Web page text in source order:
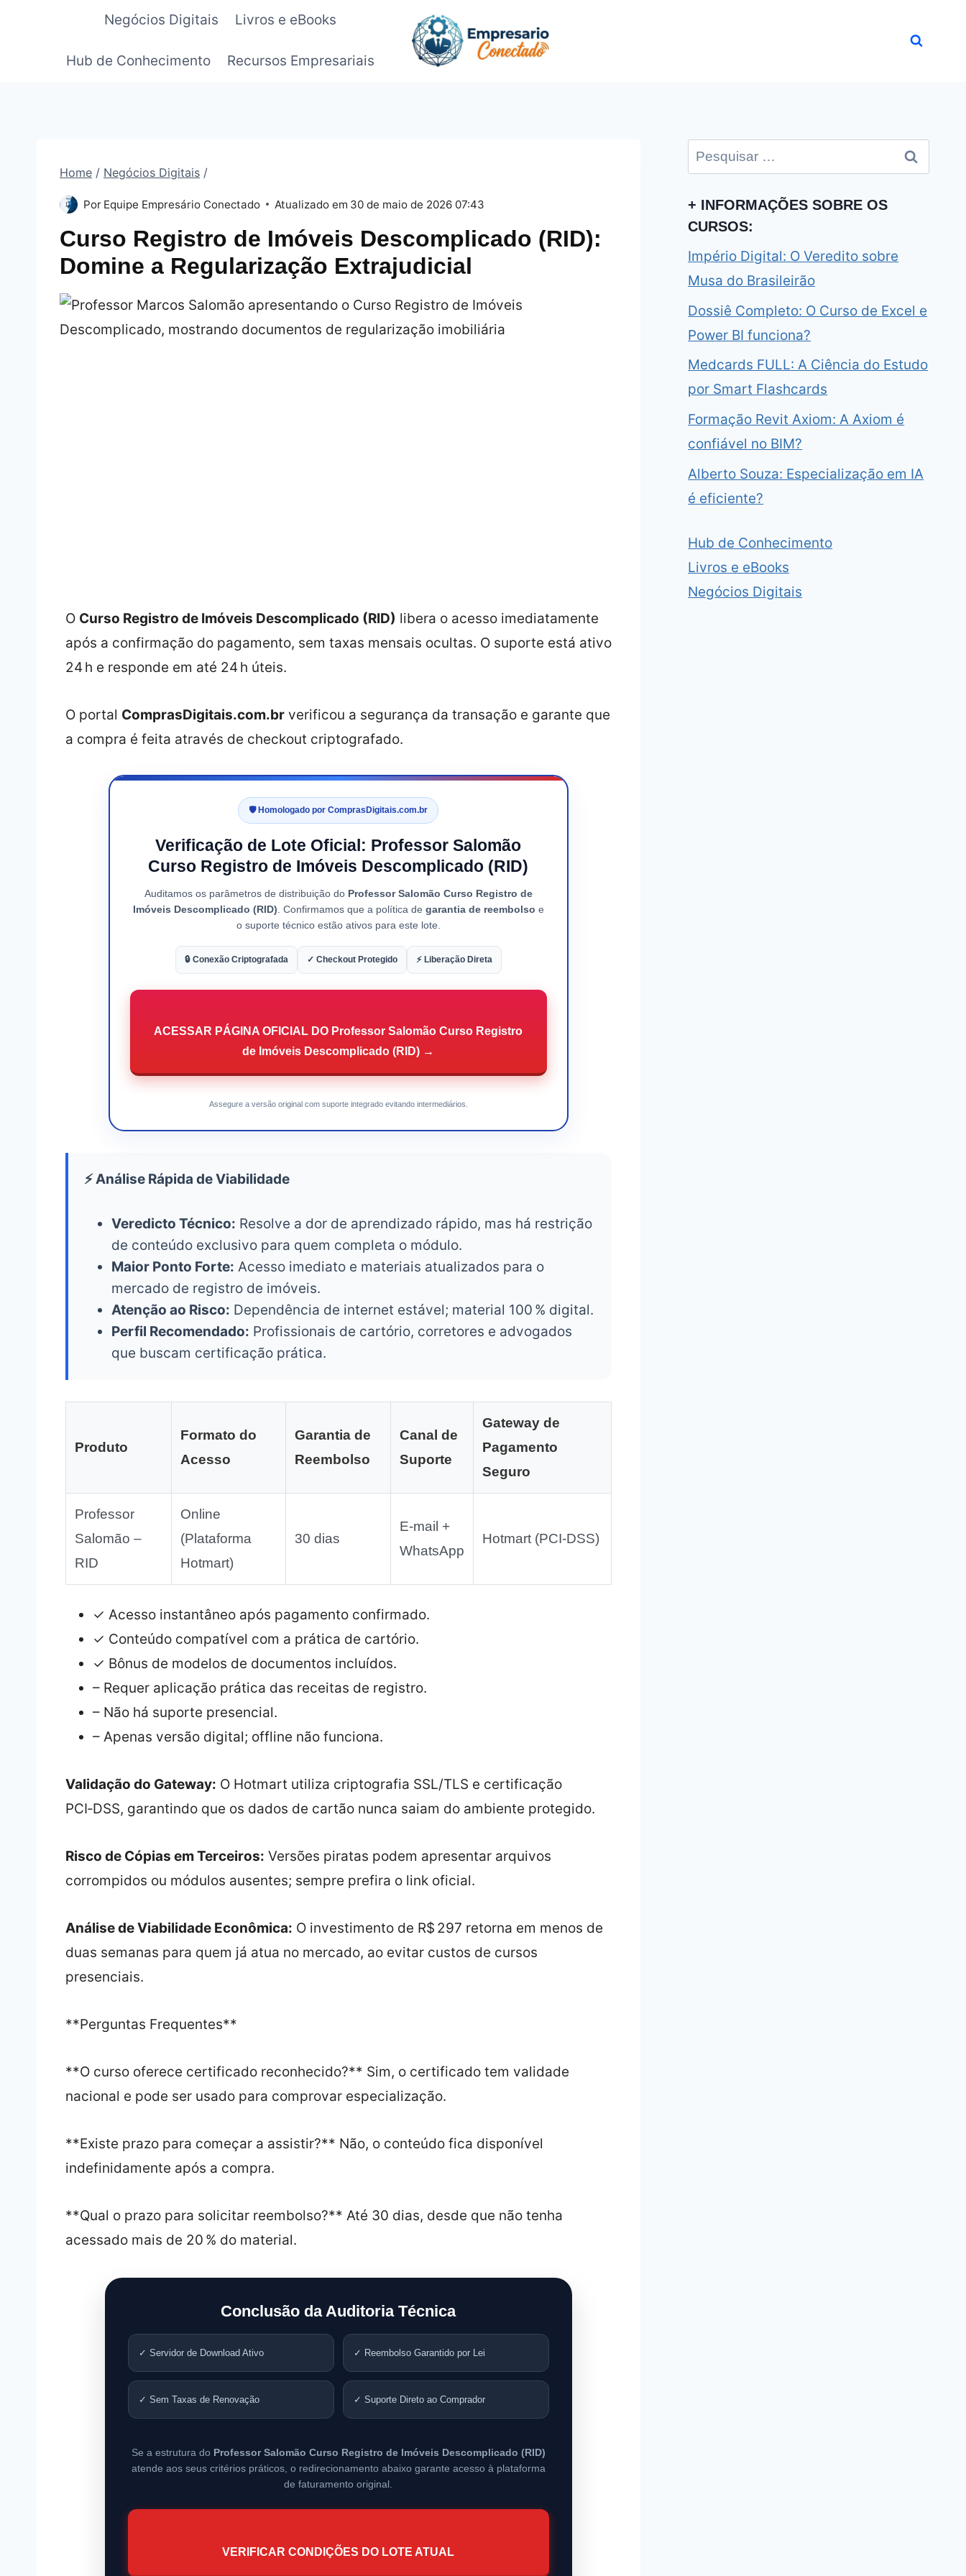
Negócios Digitais Livros e eBooks
Hub de Conhecimento Recursos Empresariais
Home / Negócios Digitais /
Por Equipe Empresário Conectado Atualizado em 30 de maio de 2026 07:43
Curso Registro de Imóveis Descomplicado (RID):
Domine a Regularização Extrajudicial
O Curso Registro de Imóveis Descomplicado (RID) libera o acesso imediatamente
após a confirmação do pagamento, sem taxas mensais ocultas. O suporte está ativo
24 h e responde em até 24 h úteis.
O portal ComprasDigitais.com.brverificou a segurança da transação e garante que
a compra é feita através de checkout criptografado.
🛡️ Homologado por ComprasDigitais.com.br
Verificação de Lote Oficial: Professor Salomão
Curso Registro de Imóveis Descomplicado (RID)
Auditamos os parâmetros de distribuição do Professor Salomão Curso Registro de
Imóveis Descomplicado (RID) . Confirmamos que a política de garantia de reembolso e
o suporte técnico estão ativos para este lote.
🔒 Conexão Criptografada ✓ Checkout Protegido ⚡ Liberação Direta
ACESSAR PÁGINA OFICIAL DO Professor Salomão Curso Registro
de Imóveis Descomplicado (RID) →
Assegure a versão original com suporte integrado evitando intermediários.
⚡ Análise Rápida de Viabilidade
Veredicto Técnico: Resolve a dor de aprendizado rápido, mas há restrição
de conteúdo exclusivo para quem completa o módulo.
Maior Ponto Forte: Acesso imediato e materiais atualizados para o
mercado de registro de imóveis.
Atenção ao Risco: Dependência de internet estável; material 100 % digital.
Perfil Recomendado: Profissionais de cartório, corretores e advogados
que buscam certificação prática.
Produto
Formato do
Acesso
Garantia de
Reembolso
Canal de
Suporte
Gateway de
Pagamento
Seguro
Professor
Salomão –
RID
Online
(Plataforma
Hotmart)
30 dias
E‑mail +
WhatsApp
Hotmart (PCI‑DSS)
✓ Acesso instantâneo após pagamento confirmado.
✓ Conteúdo compatível com a prática de cartório.
✓ Bônus de modelos de documentos incluídos.
– Requer aplicação prática das receitas de registro.
– Não há suporte presencial.
– Apenas versão digital; offline não funciona.
Validação do Gateway: O Hotmart utiliza criptografia SSL/TLS e certificação
PCI‑DSS, garantindo que os dados de cartão nunca saiam do ambiente protegido.
Risco de Cópias em Terceiros: Versões piratas podem apresentar arquivos
corrompidos ou módulos ausentes; sempre prefira o link oficial.
Análise de Viabilidade Econômica: O investimento de R$ 297 retorna em menos de
duas semanas para quem já atua no mercado, ao evitar custos de cursos
presenciais.
**Perguntas Frequentes**
**O curso oferece certificado reconhecido?** Sim, o certificado tem validade
nacional e pode ser usado para comprovar especialização.
**Existe prazo para começar a assistir?** Não, o conteúdo fica disponível
indefinidamente após a compra.
**Qual o prazo para solicitar reembolso?** Até 30 dias, desde que não tenha
acessado mais de 20 % do material.
Conclusão da Auditoria Técnica
✓ Servidor de Download Ativo ✓ Reembolso Garantido por Lei
✓ Sem Taxas de Renovação ✓ Suporte Direto ao Comprador
Se a estrutura do Professor Salomão Curso Registro de Imóveis Descomplicado (RID)
atende aos seus critérios práticos, o redirecionamento abaixo garante acesso à plataforma
de faturamento original.
VERIFICAR CONDIÇÕES DO LOTE ATUAL
Pesquisar
por:
+ INFORMAÇÕES SOBRE OS
CURSOS:
Império Digital: O Veredito sobre
Musa do Brasileirão
Dossiê Completo: O Curso de Excel e
Power BI funciona?
Medcards FULL: A Ciência do Estudo
por Smart Flashcards
Formação Revit Axiom: A Axiom é
confiável no BIM?
Alberto Souza: Especialização em IA
é eficiente?
Hub de Conhecimento
Livros e eBooks
Negócios Digitais